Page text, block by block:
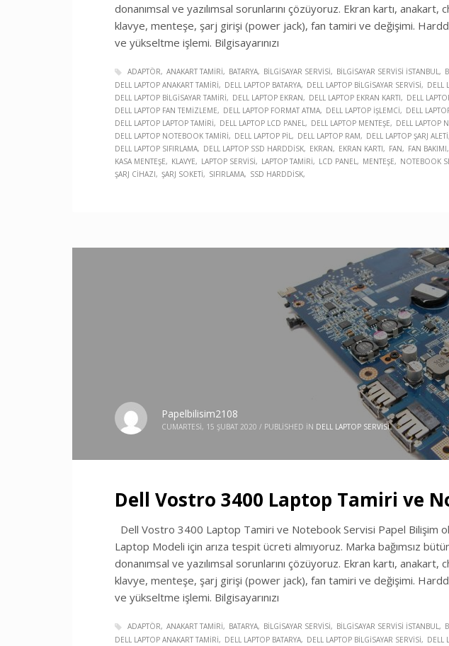
donanımsal ve yazılımsal sorunlarını çözüyoruz. Ekran kartı, anakart,
klavye, menteşe, şarj girişi (power jack), fan tamiri ve değişimi.
ve yükseltme işlemi. Bilgisayarınızı
ADAPTÖR ANAKART TAMIRI BATARYA BILGISAYAR SERVISI BILGISAYAR SERVISI İSTANBUL
DELL LAPTOP ANAKART TAMIRI
DELL LAPTOP BATARYA DELL LAPTOP BILGISAYAR SERVISI
DELL
DELL LAPTOP BILGISAYAR TAMIRI
DELL LAPTOP EKRAN DELL LAPTOP EKRAN KARTI DELL
DELL LAPTOP FAN TEMIZLEME
DELL LAPTOP FORMAT ATMA DELL LAPTOP İŞLEMCI DELL
DELL LAPTOP LAPTOP TAMIRI
DELL LAPTOP LCD PANEL DELL LAPTOP MENTEŞE
DELL LAPTOP
DELL LAPTOP NOTEBOOK TAMIRI
DELL LAPTOP PIL DELL LAPTOP RAM DELL LAPTOP ŞARJ ALETI
DELL LAPTOP SIFIRLAMA
DELL LAPTOP SSD HARDDISK EKRAN EKRAN KARTI FAN FAN BAKIMI
KASA MENTEŞE
KLAVYE LAPTOP SERVISI LAPTOP TAMIRI LCD PANEL MENTEŞE NOTEBOOK
ŞARJ CIHAZI
ŞARJ SOKETI SIFIRLAMA SSD HARDDISK
Papelbilisim2108
CUMARTESI, 15 ŞUBAT 2020 / PUBLISHED IN DELL LAPTOP SERVISI
Dell Vostro 3400 Laptop Tamiri ve
Dell Vostro 3400 Laptop Tamiri ve Notebook Servisi Papel Bilişim
Laptop Modeli için arıza tespit ücreti almıyoruz. Marka bağımsız
donanımsal ve yazılımsal sorunlarını çözüyoruz. Ekran kartı, anakart,
klavye, menteşe, şarj girişi (power jack), fan tamiri ve değişimi.
ve yükseltme işlemi. Bilgisayarınızı
ADAPTÖR ANAKART TAMIRI BATARYA BILGISAYAR SERVISI BILGISAYAR SERVISI İSTANBUL
DELL LAPTOP ANAKART TAMIRI
DELL LAPTOP BATARYA DELL LAPTOP BILGISAYAR SERVISI
DELL